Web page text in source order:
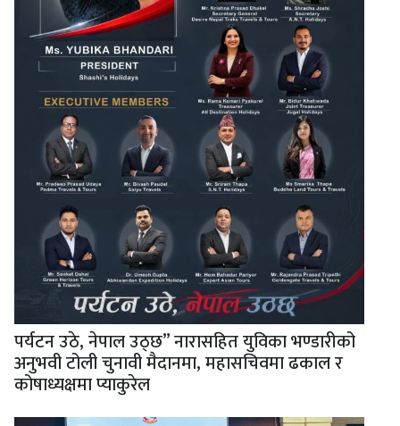
पर्यटन उठे, नेपाल उठ्छ” नारासहित युविका भण्डारीको
अनुभवी टोली चुनावी मैदानमा, महासचिवमा ढकाल र
कोषाध्यक्षमा प्याकुरेल